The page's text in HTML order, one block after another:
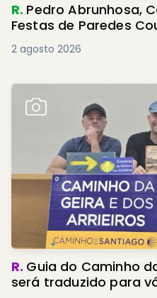
R. Pedro Abrunhosa,
Festas de Paredes
2 agosto 2026
R. Guia do Caminho
será traduzido para